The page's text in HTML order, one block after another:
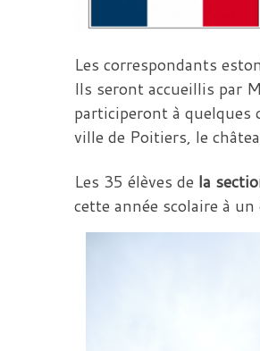
Les correspondants
Ils seront accueillis par
participeront à
ville de Poitiers, le
Les 35 élèves de la
cette année scolaire à